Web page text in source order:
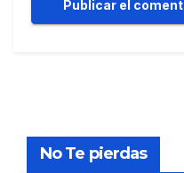
No Te pierdas